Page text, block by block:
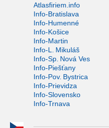
Atlasfiriem.info
Info-Bratislava
Info-Humenné
Info-Košice
Info-Martin
Info-L. Mikuláš
Info-Sp. Nová Ves
Info-Piešťany
Info-Pov. Bystrica
Info-Prievidza
Info-Slovensko
Info-Trnava